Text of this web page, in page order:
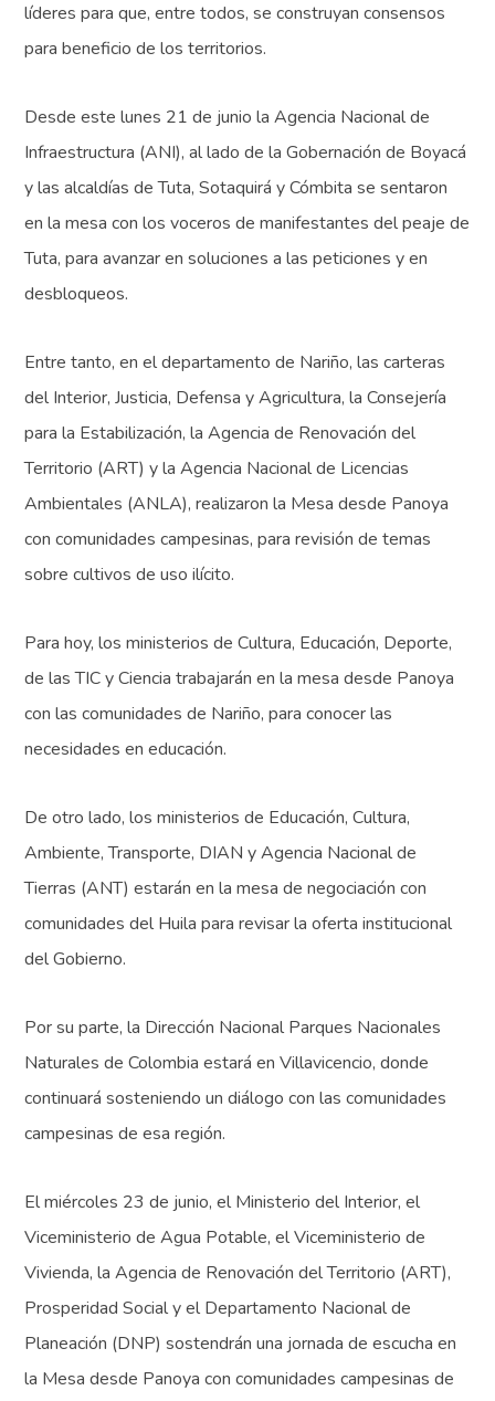
líderes para que, entre todos, se construyan consensos
para beneficio de los territorios.
Desde este lunes 21 de junio la Agencia Nacional de
Infraestructura (ANI), al lado de la Gobernación de Boyacá
y las alcaldías de Tuta, Sotaquirá y Cómbita se sentaron
en la mesa con los voceros de manifestantes del peaje de
Tuta, para avanzar en soluciones a las peticiones y en
desbloqueos.
Entre tanto, en el departamento de Nariño, las carteras
del Interior, Justicia, Defensa y Agricultura, la Consejería
para la Estabilización, la Agencia de Renovación del
Territorio (ART) y la Agencia Nacional de Licencias
Ambientales (ANLA), realizaron la Mesa desde Panoya
con comunidades campesinas, para revisión de temas
sobre cultivos de uso ilícito.
Para hoy, los ministerios de Cultura, Educación, Deporte,
de las TIC y Ciencia trabajarán en la mesa desde Panoya
con las comunidades de Nariño, para conocer las
necesidades en educación.
De otro lado, los ministerios de Educación, Cultura,
Ambiente, Transporte, DIAN y Agencia Nacional de
Tierras (ANT) estarán en la mesa de negociación con
comunidades del Huila para revisar la oferta institucional
del Gobierno.
Por su parte, la Dirección Nacional Parques Nacionales
Naturales de Colombia estará en Villavicencio, donde
continuará sosteniendo un diálogo con las comunidades
campesinas de esa región.
El miércoles 23 de junio, el Ministerio del Interior, el
Viceministerio de Agua Potable, el Viceministerio de
Vivienda, la Agencia de Renovación del Territorio (ART),
Prosperidad Social y el Departamento Nacional de
Planeación (DNP) sostendrán una jornada de escucha en
la Mesa desde Panoya con comunidades campesinas de